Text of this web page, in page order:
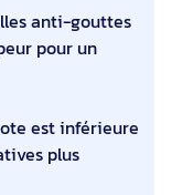
anti-gouttes
pour un
est inférieure
plus